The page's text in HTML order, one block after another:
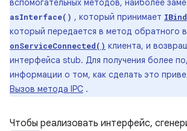
вспомогательных методов, наиболее
asInterface() , который принимает
который передается в метод обратного
onServiceConnected() клиента, и
интерфейса stub. Для получения более
информации о том, как сделать это
Вызов метода IPC .
Чтобы реализовать интерфейс,